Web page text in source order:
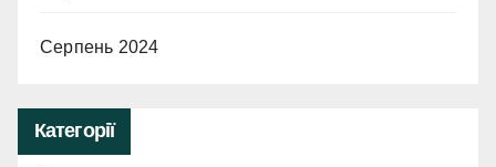
Серпень 2024
Категорії